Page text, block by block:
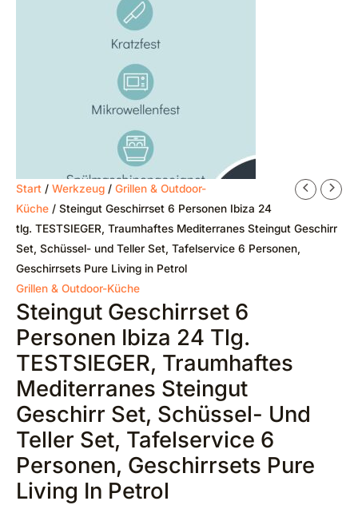
Start / Werkzeug / Grillen & Outdoor-
Küche / Steingut Geschirrset 6 Personen Ibiza 24
tlg. TESTSIEGER, Traumhaftes Mediterranes Steingut Geschirr
Set, Schüssel- und Teller Set, Tafelservice 6 Personen,
Geschirrsets Pure Living in Petrol
Grillen & Outdoor-Küche
Steingut Geschirrset 6
Personen Ibiza 24 Tlg.
TESTSIEGER, Traumhaftes
Mediterranes Steingut
Geschirr Set, Schüssel- Und
Teller Set, Tafelservice 6
Personen, Geschirrsets Pure
Living In Petrol